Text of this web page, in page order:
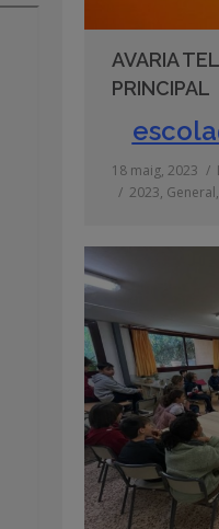
AVARIA
PRINCIPAL
18 maig, 2023
2023, General,